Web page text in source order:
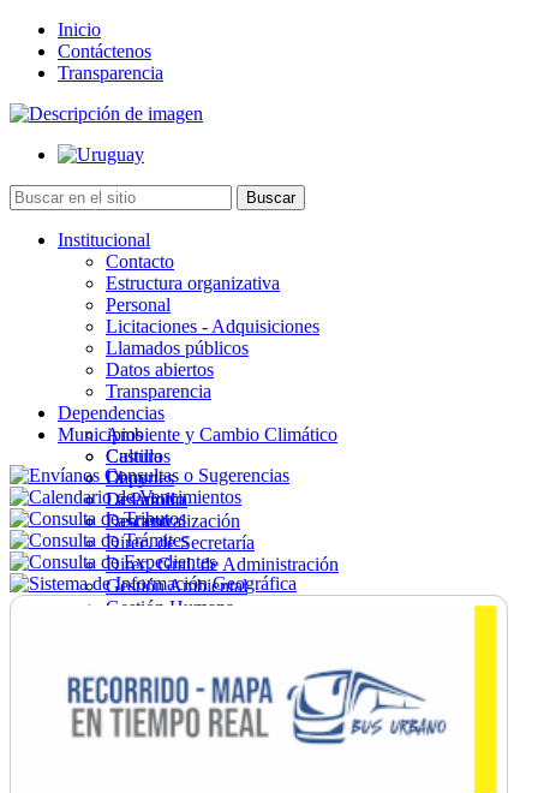
Inicio
Contáctenos
Transparencia
Institucional
Contacto
Estructura organizativa
Personal
Licitaciones - Adquisiciones
Llamados públicos
Datos abiertos
Transparencia
Dependencias
Ambiente y Cambio Climático
Cultura
Deportes
Desarrollo
Descentralización
Direc. de Secretaría
Direc. Gral. de Administración
Gestión Ambiental
Gestión Humana
Ordenamiento
Promoción Social
Salud
Secretaría General
Municipios
Castillos
Chuy
La Paloma
Lascano